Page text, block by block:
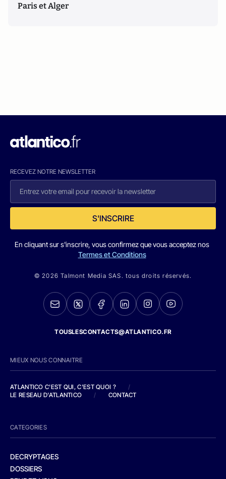
Paris et Alger
RECEVEZ NOTRE NEWSLETTER
S'INSCRIRE
En cliquant sur s'inscrire, vous confirmez que vous acceptez nos
Termes et Conditions
© 2026 Talmont Media SAS. tous droits réservés.
TOUSLESCONTACTS@ATLANTICO.FR
MIEUX NOUS CONNAITRE
ATLANTICO C'EST QUI, C'EST QUOI ?
/
LE RESEAU D'ATLANTICO
/ CONTACT
CATEGORIES
DECRYPTAGES
DOSSIERS